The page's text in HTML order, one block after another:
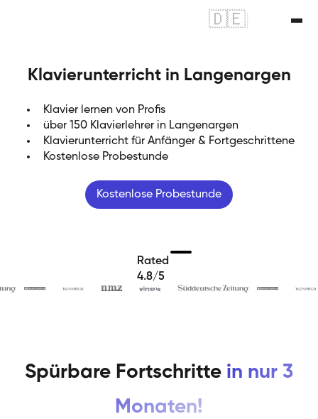
🇩🇪
Klavierunterricht in Langenargen
Klavier lernen von Profis
über 150 Klavierlehrer in Langenargen
Klavierunterricht für Anfänger & Fortgeschrittene
Kostenlose Probestunde
Kostenlose Probestunde
Rated
4.8/5
Spürbare Fortschritte in nur 3
Monaten!